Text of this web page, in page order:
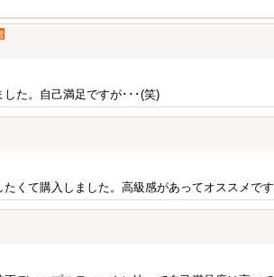
た。自己満足ですが･･･(笑)
くて購入しました。高級感があってオススメです